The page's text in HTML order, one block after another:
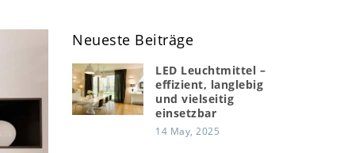
Neueste Beiträge
LED Leuchtmittel –
effizient, langlebig
und vielseitig
einsetzbar
14 May, 2025